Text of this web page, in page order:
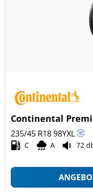
Continental
235/45 R1898YXL
C A 72